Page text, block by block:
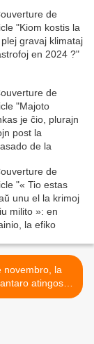
novembro, la
atingos 8
da homoj, laŭ